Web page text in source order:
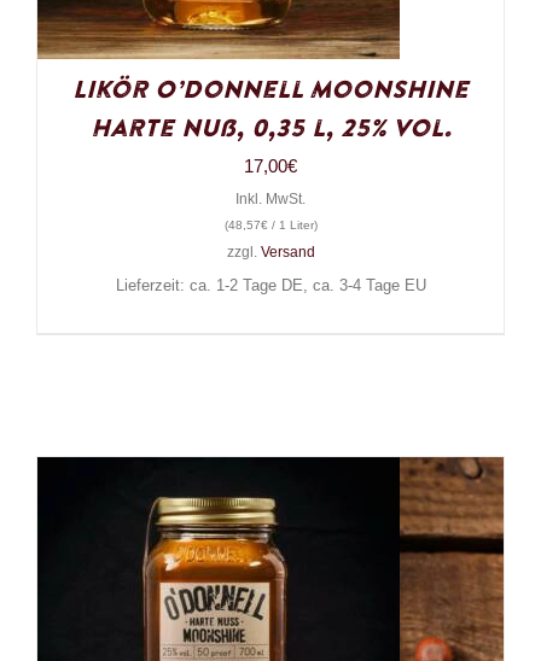
Likör O’Donnell Moonshine
Harte Nuß, 0,35 l, 25% Vol.
17,00€
Inkl. MwSt.
(48,57€/ 1 Liter)
zzgl. Versand
Lieferzeit: ca. 1-2 Tage DE, ca. 3-4 Tage EU